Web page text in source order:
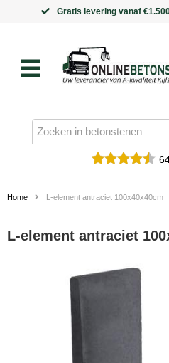
Binnen 5
Home L-element antraciet 100x40x40cm
L-element antraciet